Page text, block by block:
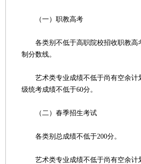
（一）职教高考
各类别不低于高职院校招收职教高
制分数线。
艺术类专业成绩不低于尚有空余计
级统考成绩不低于60分。
（二）春季招生考试
各类别总成绩不低于200分。
艺术类专业成绩不低于尚有空余计